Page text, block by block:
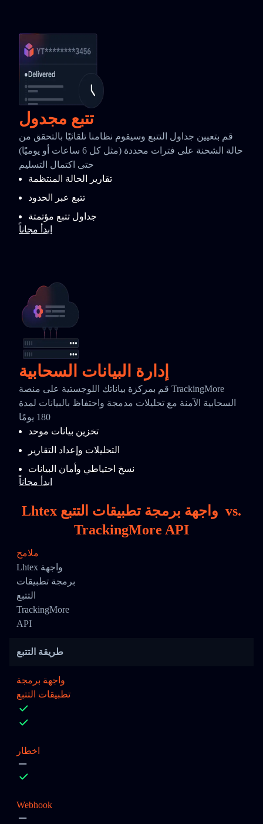
تتبع مجدول
قم بتعيين جداول التتبع وسيقوم نظامنا تلقائيًا بالتحقق من
حالة الشحنة على فترات محددة (مثل كل 6 ساعات أو يوميًا)
حتى اكتمال التسليم
تقارير الحالة المنتظمة
تتبع عبر الحدود
جداول تتبع مؤتمتة
ابدأ مجاناً
إدارة البيانات السحابية
قم بمركزة بياناتك اللوجستية على منصة TrackingMore
السحابية الآمنة مع تحليلات مدمجة واحتفاظ بالبيانات لمدة
180 يومًا
تخزين بيانات موحد
التحليلات وإعداد التقارير
نسخ احتياطي وأمان البيانات
ابدأ مجاناً
Lhtex واجهة برمجة تطبيقات التتبع vs.
TrackingMore API
ملامح
Lhtex واجهة
برمجة تطبيقات
التتبع
TrackingMore
API
طريقة التتبع
واجهة برمجة
تطبيقات التتبع
اخطار
Webhook